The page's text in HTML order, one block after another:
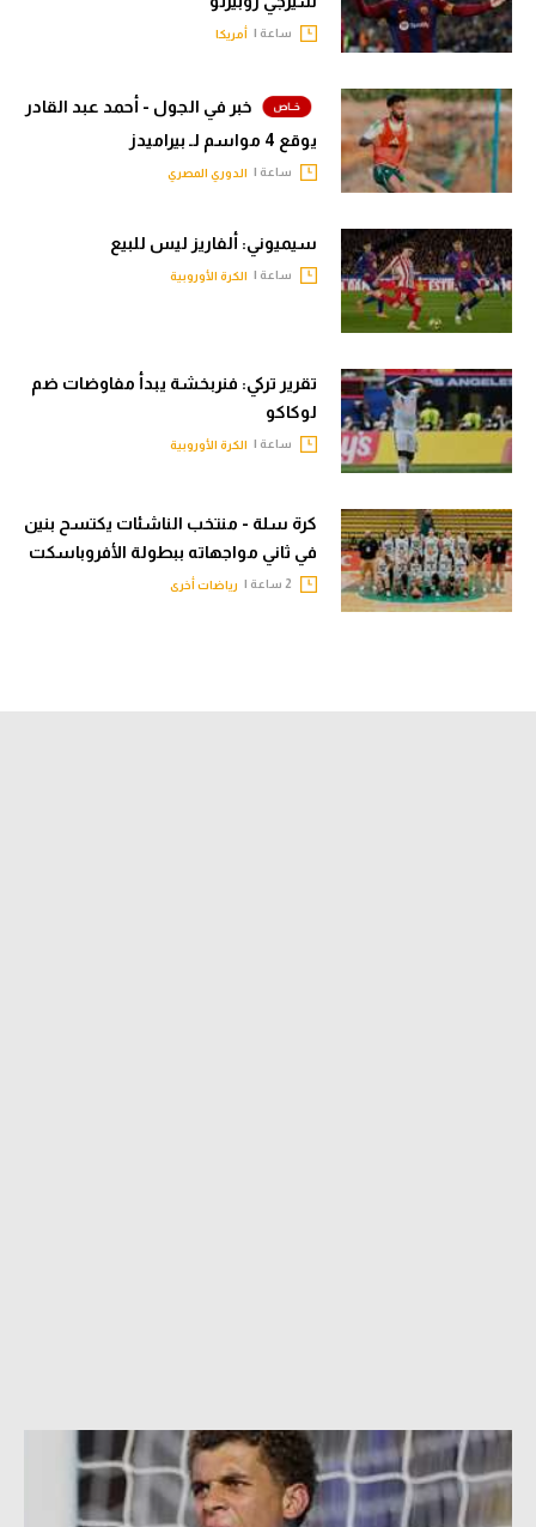
ساعة | أمريكا
خبر في الجول - أحمد عبد القادر
يوقع 4 مواسم لـ بيراميدز
ساعة | الدوري المصري
سيميوني: ألفاريز ليس للبيع
ساعة | الكرة الأوروبية
تقرير تركي: فنربخشة يبدأ مفاوضات ضم
لوكاكو
ساعة | الكرة الأوروبية
كرة سلة - منتخب الناشئات يكتسح بنين
في ثاني مواجهاته ببطولة الأفروباسكت
رياضات أخرى